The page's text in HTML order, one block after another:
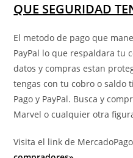
QUE SEGURIDAD
El metodo de pago que
PayPal lo que respaldara tu
datos y compras estan
tengas con tu cobro o saldo
Pago y PayPal. Busca y
Marvel o cualquier otra
Visita el link de